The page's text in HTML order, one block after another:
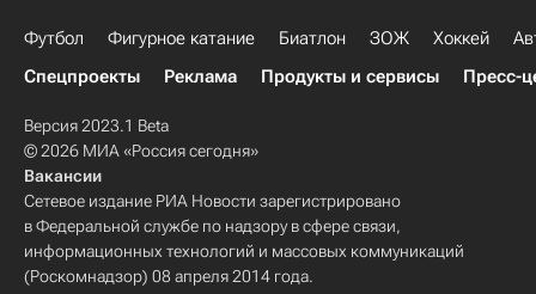
Футбол Фигурное катание Биатлон ЗОЖ Хоккей
Спецпроекты
Реклама Продукты и сервисы Пресс-
Версия 2023.1 Beta
© 2026 МИА «Россия сегодня»
Вакансии
Сетевое издание РИА Новости зарегистрировано
в Федеральной службе по надзору в сфере связи,
информационных технологий и массовых коммуникаций
(Роскомнадзор) 08 апреля 2014 года.